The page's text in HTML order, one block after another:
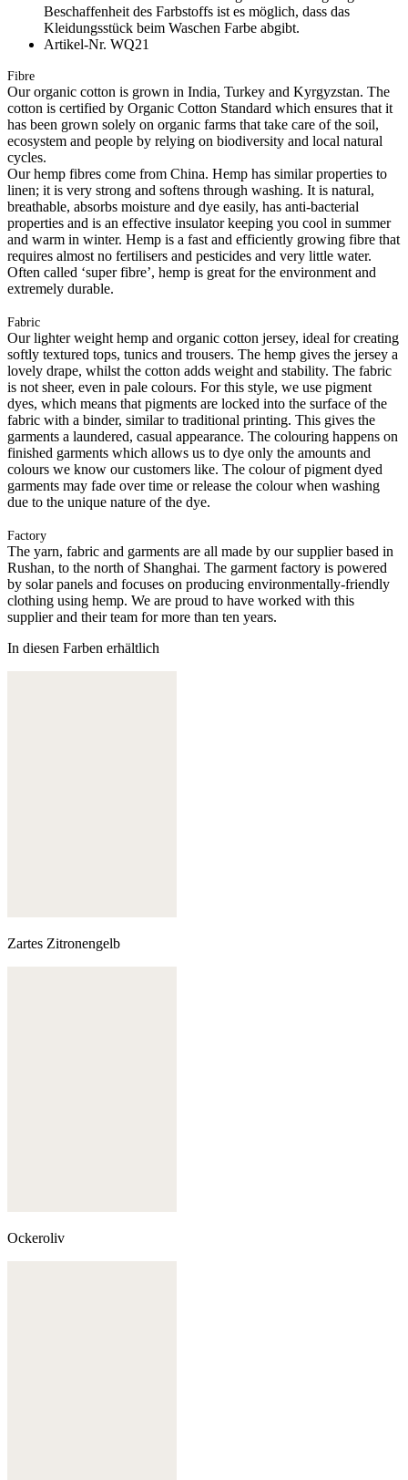
Beschaffenheit des Farbstoffs ist es möglich, dass das
Kleidungsstück beim Waschen Farbe abgibt.
Artikel-Nr. WQ21
Fibre
Our organic cotton is grown in India, Turkey and Kyrgyzstan. The
cotton is certified by Organic Cotton Standard which ensures that it
has been grown solely on organic farms that take care of the soil,
ecosystem and people by relying on biodiversity and local natural
cycles.
Our hemp fibres come from China. Hemp has similar properties to
linen; it is very strong and softens through washing. It is natural,
breathable, absorbs moisture and dye easily, has anti-bacterial
properties and is an effective insulator keeping you cool in summer
and warm in winter. Hemp is a fast and efficiently growing fibre that
requires almost no fertilisers and pesticides and very little water.
Often called ‘super fibre’, hemp is great for the environment and
extremely durable.
Fabric
Our lighter weight hemp and organic cotton jersey, ideal for creating
softly textured tops, tunics and trousers. The hemp gives the jersey a
lovely drape, whilst the cotton adds weight and stability. The fabric
is not sheer, even in pale colours. For this style, we use pigment
dyes, which means that pigments are locked into the surface of the
fabric with a binder, similar to traditional printing. This gives the
garments a laundered, casual appearance. The colouring happens on
finished garments which allows us to dye only the amounts and
colours we know our customers like. The colour of pigment dyed
garments may fade over time or release the colour when washing
due to the unique nature of the dye.
Factory
The yarn, fabric and garments are all made by our supplier based in
Rushan, to the north of Shanghai. The garment factory is powered
by solar panels and focuses on producing environmentally-friendly
clothing using hemp. We are proud to have worked with this
supplier and their team for more than ten years.
In diesen Farben erhältlich
Zartes Zitronengelb
Ockeroliv